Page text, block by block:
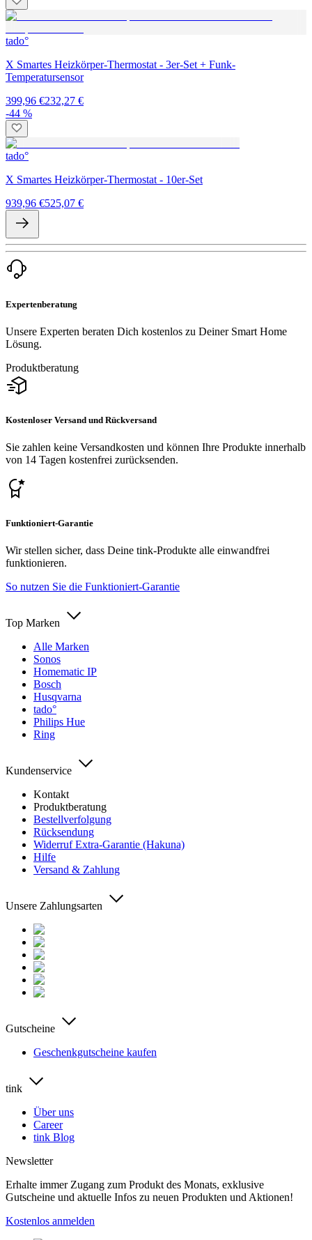
tado°
X Smartes Heizkörper-Thermostat - 3er-Set + Funk-
Temperatursensor
399,96 €232,27 €
-44 %
tado°
X Smartes Heizkörper-Thermostat - 10er-Set
939,96 €525,07 €
Expertenberatung
Unsere Experten beraten Dich kostenlos zu Deiner Smart Home
Lösung.
Produktberatung
Kostenloser Versand und Rückversand
Sie zahlen keine Versandkosten und können Ihre Produkte innerhalb
von 14 Tagen kostenfrei zurücksenden.
Funktioniert-Garantie
Wir stellen sicher, dass Deine tink-Produkte alle einwandfrei
funktionieren.
So nutzen Sie die Funktioniert-Garantie
Top Marken
Alle Marken
Sonos
Homematic IP
Bosch
Husqvarna
tado°
Philips Hue
Ring
Kundenservice
Kontakt
Produktberatung
Bestellverfolgung
Rücksendung
Widerruf Extra-Garantie (Hakuna)
Hilfe
Versand & Zahlung
Unsere Zahlungsarten
Gutscheine
Geschenkgutscheine kaufen
tink
Über uns
Career
tink Blog
Newsletter
Erhalte immer Zugang zum Produkt des Monats, exklusive
Gutscheine und aktuelle Infos zu neuen Produkten und Aktionen!
Kostenlos anmelden